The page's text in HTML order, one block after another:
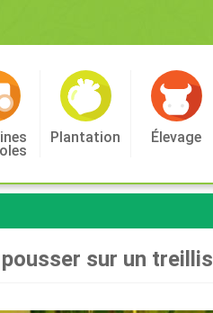
Plantation Élevage
sur un treillis